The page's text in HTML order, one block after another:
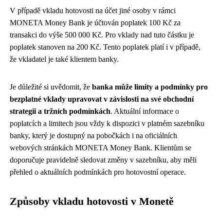
V případě vkladu hotovosti na účet jiné osoby v rámci
MONETA Money Bank je účtován poplatek 100 Kč za
transakci do výše 500 000 Kč. Pro vklady nad tuto částku je
poplatek stanoven na 200 Kč. Tento poplatek platí i v případě,
že vkladatel je také klientem banky.
Je důležité si uvědomit, že banka může limity a podmínky pro
bezplatné vklady upravovat v závislosti na své obchodní
strategii a tržních podmínkách. Aktuální informace o
poplatcích a limitech jsou vždy k dispozici v platném sazebníku
banky, který je dostupný na pobočkách i na oficiálních
webových stránkách MONETA Money Bank. Klientům se
doporučuje pravidelně sledovat změny v sazebníku, aby měli
přehled o aktuálních podmínkách pro hotovostní operace.
Způsoby vkladu hotovosti v Monetě